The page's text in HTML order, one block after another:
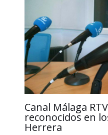
Canal Málaga
reconocidos en
Herrera